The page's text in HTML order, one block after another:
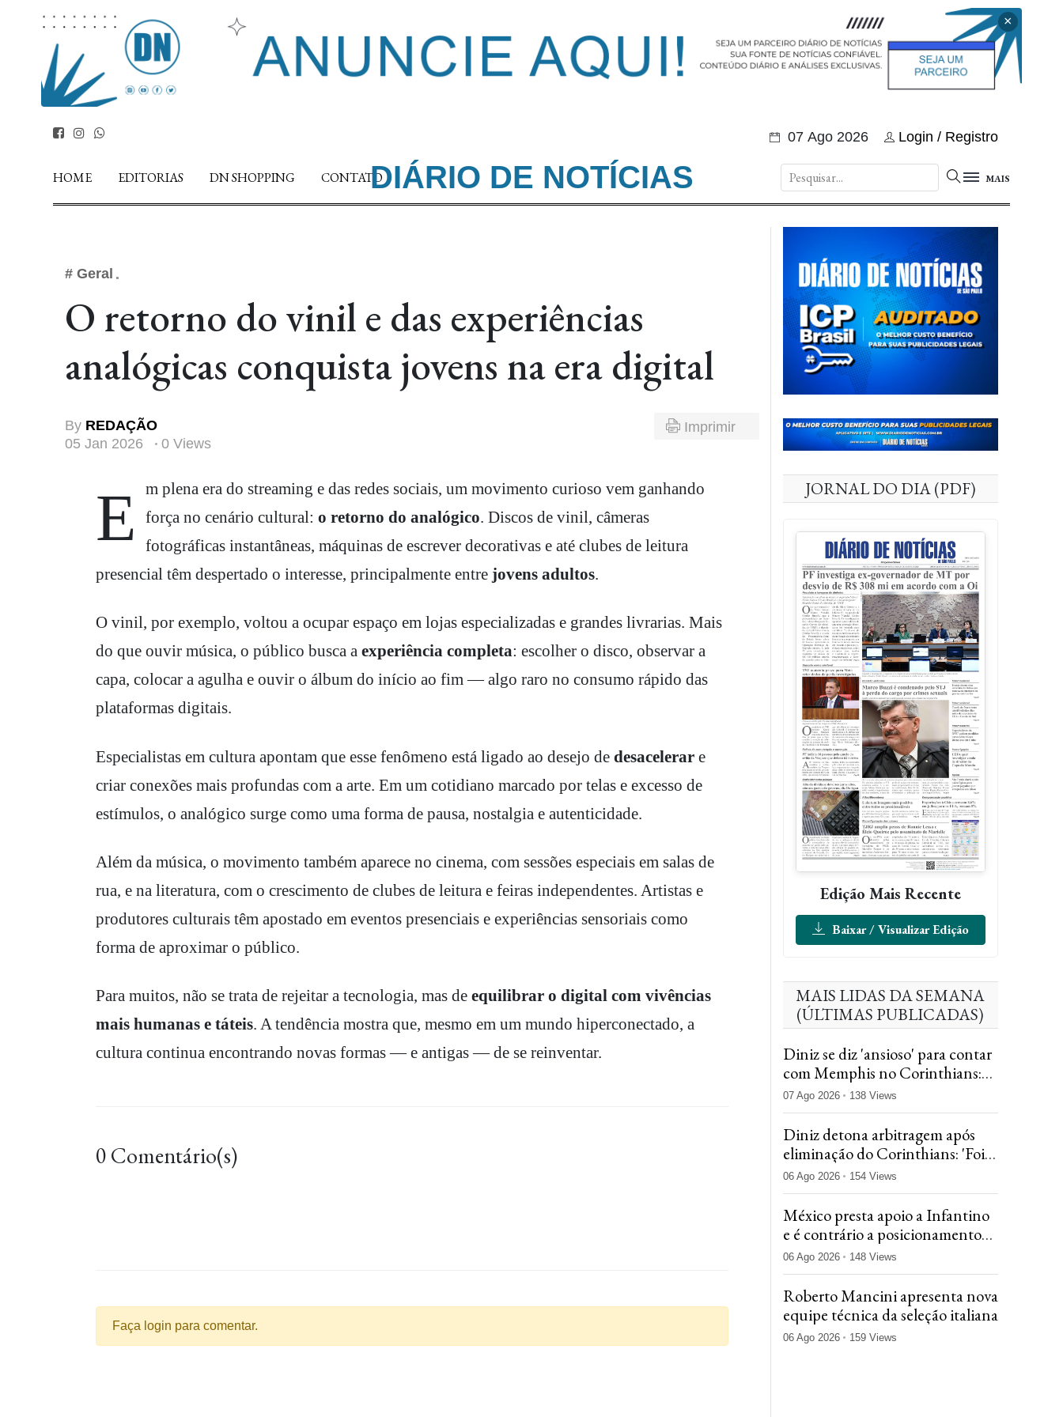
×
07 Ago 2026 Login / Registro
HOME EDITORIAS DN SHOPPING CONTATODIÁRIO DE NOTÍCIAS MAIS
# Geral
O retorno do vinil e das experiências
analógicas conquista jovens na era digital
By REDAÇÃO
05 Jan 2026
0 Views
Imprimir
Em plena era do streaming e das redes sociais, um movimento curioso vem ganhando força no cenário cultural:o retorno do analógico. Discos de vinil, câmeras
fotográficas instantâneas, máquinas de escrever decorativas e até clubes de leitura
presencial têm despertado o interesse, principalmente entre jovens adultos.
O vinil, por exemplo, voltou a ocupar espaço em lojas especializadas e grandes livrarias. Mais
do que ouvir música, o público busca a experiência completa: escolher o disco, observar a
capa, colocar a agulha e ouvir o álbum do início ao fim — algo raro no consumo rápido das
plataformas digitais.
Especialistas em cultura apontam que esse fenômeno está ligado ao desejo de desacelerare
criar conexões mais profundas com a arte. Em um cotidiano marcado por telas e excesso de
estímulos, o analógico surge como uma forma de pausa, nostalgia e autenticidade.
Além da música, o movimento também aparece no cinema, com sessões especiais em salas de
rua, e na literatura, com o crescimento de clubes de leitura e feiras independentes. Artistas e
produtores culturais têm apostado em eventos presenciais e experiências sensoriais como
forma de aproximar o público.
Para muitos, não se trata de rejeitar a tecnologia, mas de equilibrar o digital com vivências
mais humanas e táteis. A tendência mostra que, mesmo em um mundo hiperconectado, a
cultura continua encontrando novas formas — e antigas — de se reinventar.
0 Comentário(s)
Faça login para comentar.
JORNAL DO DIA (PDF)
Edição Mais Recente
Baixar / Visualizar Edição
MAIS LIDAS DA SEMANA
(ÚLTIMAS PUBLICADAS)
Diniz se diz 'ansioso' para contar
com Memphis no Corinthians:
'Vai dar peso para o time'
07 Ago 2026 138 Views
Diniz detona arbitragem após
eliminação do Corinthians: 'Foi
determinante neste confronto'
06 Ago 2026 154 Views
México presta apoio a Infantino
e é contrário a posicionamento
da Concacaf
06 Ago 2026 148 Views
Roberto Mancini apresenta nova
equipe técnica da seleção italiana
06 Ago 2026 159 Views